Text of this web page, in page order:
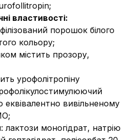
;
властивості:
порошок білого
кольору;
містить прозору,
урофолітропіну
вивільненому
лактози моногідрат, натрію